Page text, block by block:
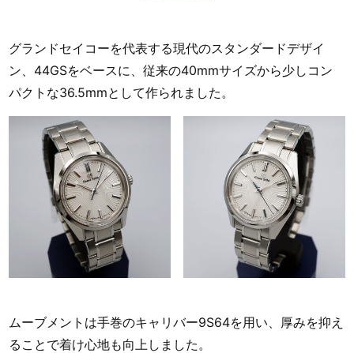
グランドセイコーを代表する現代のスタンダードデザイ
ン、44GSをベースに、従来の40mmサイズから少しコン
パクトな36.5mmとして作られました。
ムーブメントは手巻のキャリバー9S64を用い、厚みを抑え
ることで着け心地も向上しました。